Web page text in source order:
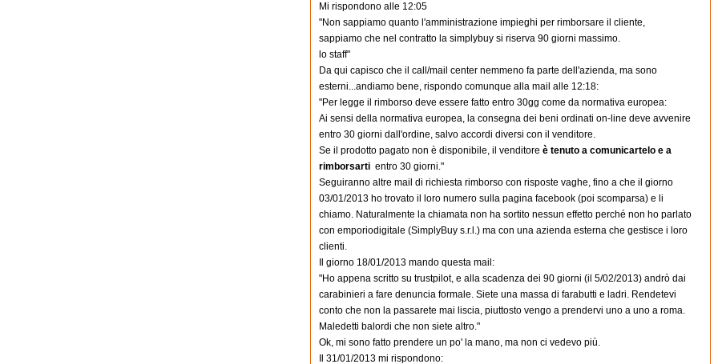
Mi rispondono alle 12:05
"Non sappiamo quanto l'amministrazione impieghi per rimborsare il cliente,
sappiamo che nel contratto la simplybuy si riserva 90 giorni massimo.
lo staff"
Da qui capisco che il call/mail center nemmeno fa parte dell'azienda, ma sono
esterni...andiamo bene, rispondo comunque alla mail alle 12:18:
"Per legge il rimborso deve essere fatto entro 30gg come da normativa europea:
Ai sensi della normativa europea, la consegna dei beni ordinati on-line deve avvenire
entro 30 giorni dall'ordine, salvo accordi diversi con il venditore.
Se il prodotto pagato non è disponibile, il venditore è tenuto a comunicartelo e a
rimborsarti entro 30 giorni."
Seguiranno altre mail di richiesta rimborso con risposte vaghe, fino a che il giorno
03/01/2013 ho trovato il loro numero sulla pagina facebook (poi scomparsa) e li
chiamo. Naturalmente la chiamata non ha sortito nessun effetto perché non ho parlato
con emporiodigitale (SimplyBuy s.r.l.) ma con una azienda esterna che gestisce i loro
clienti.
Il giorno 18/01/2013 mando questa mail:
"Ho appena scritto su trustpilot, e alla scadenza dei 90 giorni (il 5/02/2013) andrò dai
carabinieri a fare denuncia formale. Siete una massa di farabutti e ladri. Rendetevi
conto che non la passarete mai liscia, piuttosto vengo a prendervi uno a uno a roma.
Maledetti balordi che non siete altro."
Ok, mi sono fatto prendere un po' la mano, ma non ci vedevo più.
Il 31/01/2013 mi rispondono: